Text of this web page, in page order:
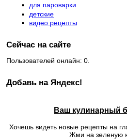
для пароварки
детские
видео рецепты
Сейчас на сайте
Пользователей онлайн: 0.
Добавь на Яндекс!
Ваш кулинарный
Хочешь видеть новые рецепты на
Жми на зеленую